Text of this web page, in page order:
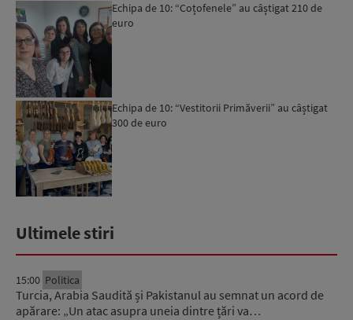
Echipa de 10: “Coțofenele” au câștigat 210 de
euro
Echipa de 10: “Vestitorii Primăverii” au câștigat
300 de euro
Ultimele stiri
15:00 Politica
Turcia, Arabia Saudită și Pakistanul au semnat un acord de
apărare: „Un atac asupra uneia dintre țări va…